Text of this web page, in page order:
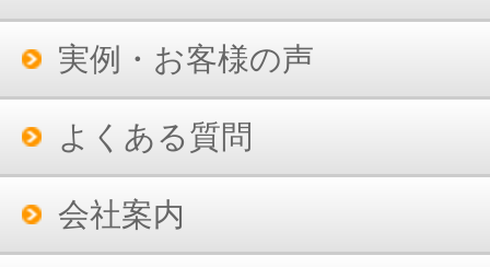
実例・お客様の声
よくある質問
会社案内